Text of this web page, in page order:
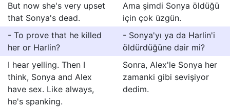
But now she's very upset
that Sonya's dead.
Ama şimdi Sonya öldüğü
için çok üzgün.
- To prove that he killed
her or Harlin?
- Sonya'yı ya da Harlin'i
öldürdüğüne dair mi?
I hear yelling. Then I
think, Sonya and Alex
have sex. Like always,
he's spanking.
Sonra, Alex'le Sonya her
zamanki gibi sevişiyor
dedim.